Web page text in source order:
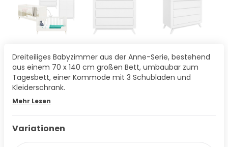
Dreiteiliges Babyzimmer aus der Anne-Serie, bestehend
aus einem 70 x 140 cm großen Bett, umbaubar zum
Tagesbett, einer Kommode mit 3 Schubladen und
Kleiderschrank.
Mehr Lesen
Variationen